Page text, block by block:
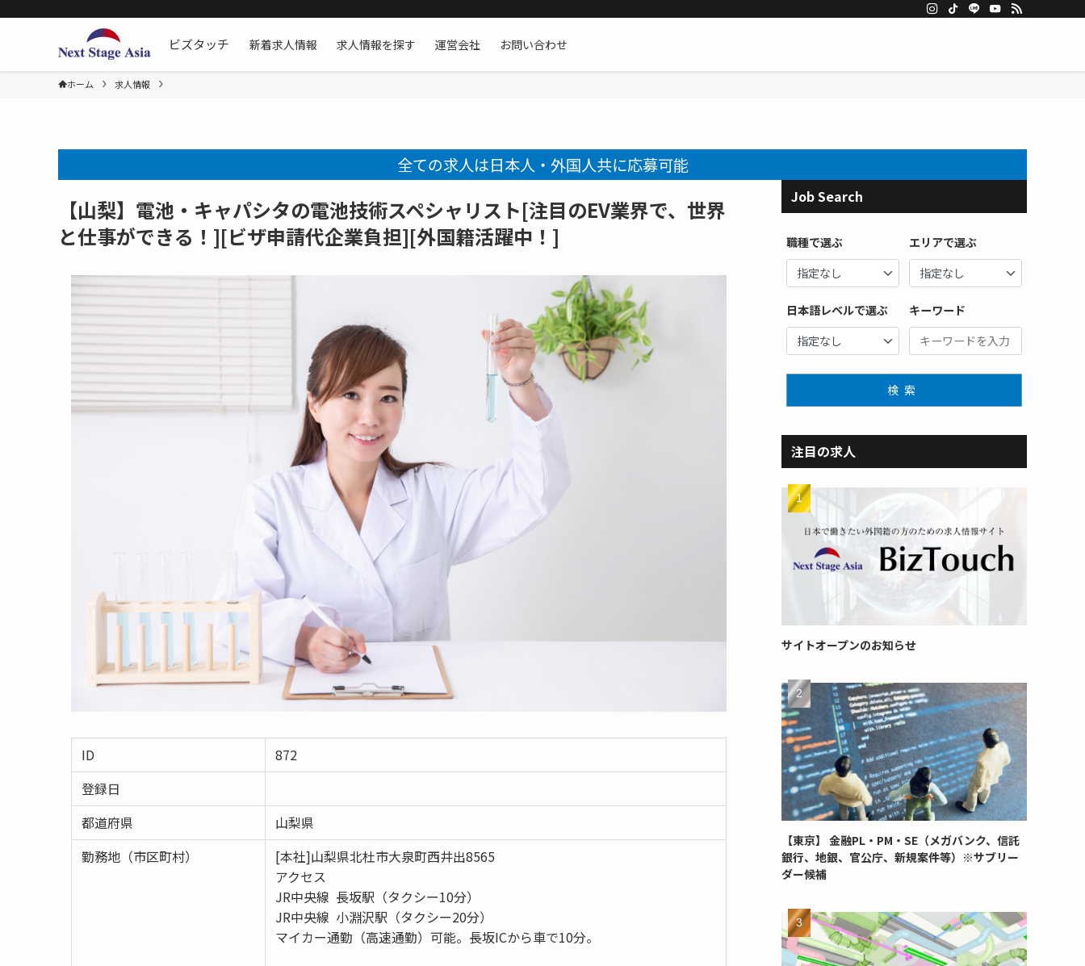
ビズタッチ
新着求人情報 求人情報を探す 運営会社 お問い合わせ
ホーム 求人情報
全ての求人は日本人・外国人共に応募可能
【山梨】電池・キャパシタの電池技術スペシャリスト[注目のEV業界で、世界
と仕事ができる！][ビザ申請代企業負担][外国籍活躍中！]
ID
872
登録日
都道府県
山梨県
勤務地（市区町村）
[本社]山梨県北杜市大泉町西井出8565
アクセス
JR中央線 長坂駅（タクシー10分）
JR中央線 小淵沢駅（タクシー20分）
マイカー通勤（高速通勤）可能。長坂ICから車で10分。
Job Search
職種で選ぶ エリアで選ぶ
日本語レベルで選ぶ キーワード
検索
注目の求人
サイトオープンのお知らせ
【東京】 金融PL・PM・SE（メガバンク、信託
銀行、地銀、官公庁、新規案件等）※サブリー
ダー候補